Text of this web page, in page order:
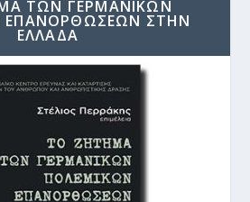
ΤΩΝ ΓΕΡΜΑΝΙΚΩΝ
ΕΠΑΝΟΡΘΩΣΕΩΝ ΣΤΗΝ
ΕΛΛΑΔΑ